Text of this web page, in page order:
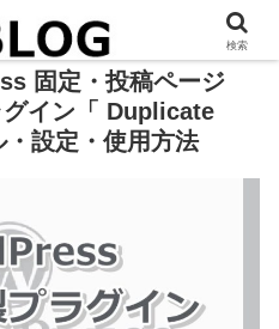
固定・投稿ページ
イン「 Duplicate
設定・使用方法
検索